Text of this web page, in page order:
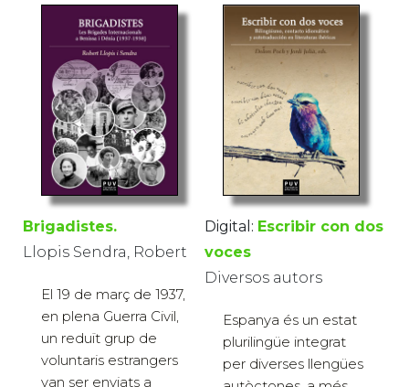
Brigadistes.
Llopis Sendra, Robert
El 19 de març de 1937,
en plena Guerra Civil,
un reduït grup de
voluntaris estrangers
van ser enviats a
Digital: Escribir con dos
voces
Diversos autors
Espanya és un estat
plurilingüe integrat
per diverses llengües